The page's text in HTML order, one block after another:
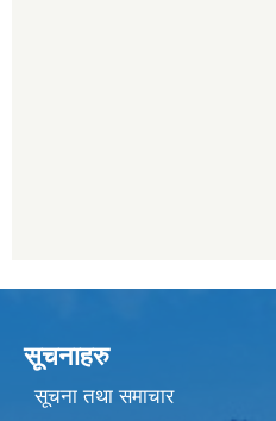
सूचनाहरु
सूचना तथा समाचार